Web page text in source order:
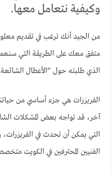
وكيفية نتعامل معها.
من الجيد أنك ترغب في تقديم
متفق معك على الطريقة التي
الذي طلبته حول “الأعطال الشائعة
الفريزرات هي جزء أساسي من
آخر، قد تواجه بعض المشكلات
التي يمكن أن تحدث في الفريزرات،
الفنيين المحترفين في الكويت